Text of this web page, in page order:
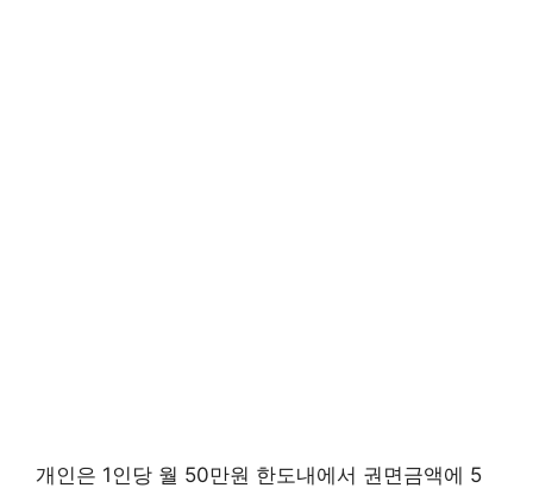
개인은 1인당 월 50만원 한도내에서 권면금액에 5